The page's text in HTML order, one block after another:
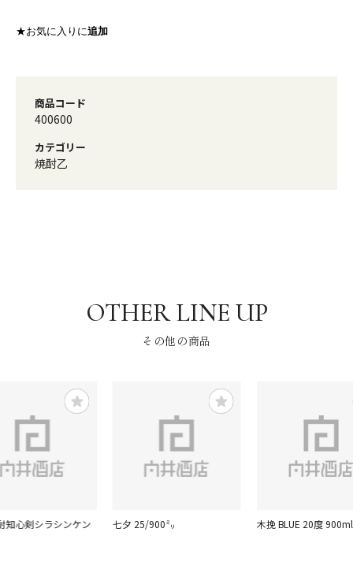
★お気に入りに追加
商品コード
400600
カテゴリー
焼酎乙
その他の商品
知心剣シラシンケン 七夕 25/900㍉ 木挽 BLUE 20度 900ml